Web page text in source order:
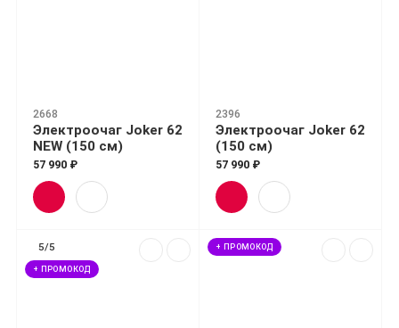
2668
Электроочаг Joker 62
NEW (150 см)
57 990 ₽
2396
Электроочаг Joker 62
(150 см)
57 990 ₽
5/5
+ ПРОМОКОД
+ ПРОМОКОД